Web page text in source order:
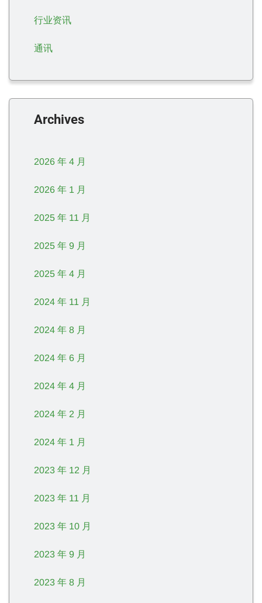
行业资讯
通讯
Archives
2026 年 4 月
2026 年 1 月
2025 年 11 月
2025 年 9 月
2025 年 4 月
2024 年 11 月
2024 年 8 月
2024 年 6 月
2024 年 4 月
2024 年 2 月
2024 年 1 月
2023 年 12 月
2023 年 11 月
2023 年 10 月
2023 年 9 月
2023 年 8 月